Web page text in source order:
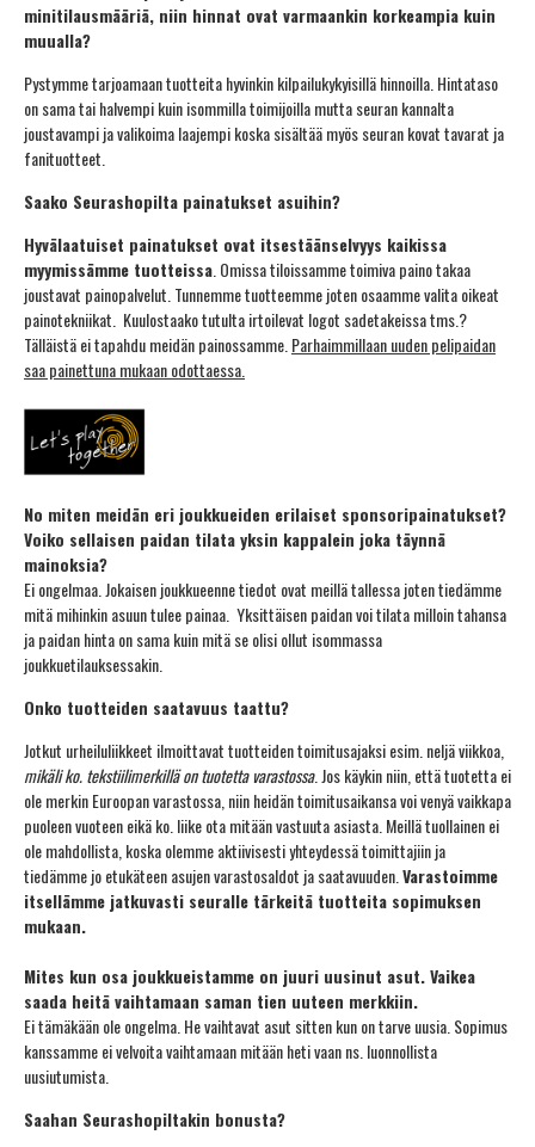
minitilausmääriä, niin hinnat ovat varmaankin korkeampia kuin
muualla?
Pystymme tarjoamaan tuotteita hyvinkin kilpailukykyisillä hinnoilla. Hintataso
on sama tai halvempi kuin isommilla toimijoilla mutta seuran kannalta
joustavampi ja valikoima laajempi koska sisältää myös seuran kovat tavarat ja
fanituotteet.
Saako Seurashopilta painatukset asuihin?
Hyvälaatuiset painatukset ovat itsestäänselvyys kaikissa
myymissämme tuotteissa . Omissa tiloissamme toimiva paino takaa
joustavat painopalvelut. Tunnemme tuotteemme joten osaamme valita oikeat
painotekniikat. Kuulostaako tutulta irtoilevat logot sadetakeissa tms.?
Tälläistä ei tapahdu meidän painossamme. Parhaimmillaan uuden pelipaidan
saa painettuna mukaan odottaessa.
No miten meidän eri joukkueiden erilaiset sponsoripainatukset?
Voiko sellaisen paidan tilata yksin kappalein joka täynnä
mainoksia?
Ei ongelmaa. Jokaisen joukkueenne tiedot ovat meillä tallessa joten tiedämme
mitä mihinkin asuun tulee painaa. Yksittäisen paidan voi tilata milloin tahansa
ja paidan hinta on sama kuin mitä se olisi ollut isommassa
joukkuetilauksessakin.
Onko tuotteiden saatavuus taattu?
Jotkut urheiluliikkeet ilmoittavat tuotteiden toimitusajaksi esim. neljä viikkoa,
mikäli ko. tekstiilimerkillä on tuotetta varastossa. Jos käykin niin, että tuotetta ei
ole merkin Euroopan varastossa, niin heidän toimitusaikansa voi venyä vaikkapa
puoleen vuoteen eikä ko. liike ota mitään vastuuta asiasta. Meillä tuollainen ei
ole mahdollista, koska olemme aktiivisesti yhteydessä toimittajiin ja
tiedämme jo etukäteen asujen varastosaldot ja saatavuuden. Varastoimme
itsellämme jatkuvasti seuralle tärkeitä tuotteita sopimuksen
mukaan.
Mites kun osa joukkueistamme on juuri uusinut asut. Vaikea
saada heitä vaihtamaan saman tien uuteen merkkiin.
Ei tämäkään ole ongelma. He vaihtavat asut sitten kun on tarve uusia. Sopimus
kanssamme ei velvoita vaihtamaan mitään heti vaan ns. luonnollista
uusiutumista.
Saahan Seurashopiltakin bonusta?